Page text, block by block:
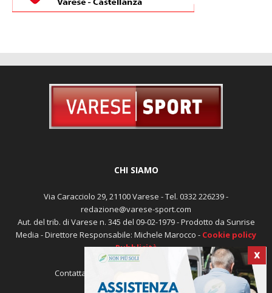
X
CHI SIAMO
Via Caracciolo 29, 21100 Varese - Tel. 0332 226239 -
redazione@varese-sport.com
Aut. del trib. di Varese n. 345 del 09-02-1979 - Prodotto da Sunrise
Media - Direttore Responsabile: Michele Marocco - Cookie policy
Pubblicità
Contattaci: redazione@varese-sport.com